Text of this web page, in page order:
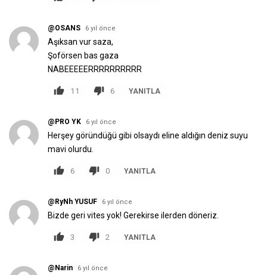
@OSANS 6 yıl önce
Aşıksan vur saza,
Şoförsen bas gaza
NABEEEEERRRRRRRRRR
11 6 YANITLA
@PRO YK 6 yıl önce
Herşey göründüğü gibi olsaydı eline aldığın deniz suyu
mavi olurdu.
6 0 YANITLA
@RyNh YUSUF 6 yıl önce
Bizde geri vites yok! Gerekirse ilerden döneriz.
3 2 YANITLA
@Narin 6 yıl önce